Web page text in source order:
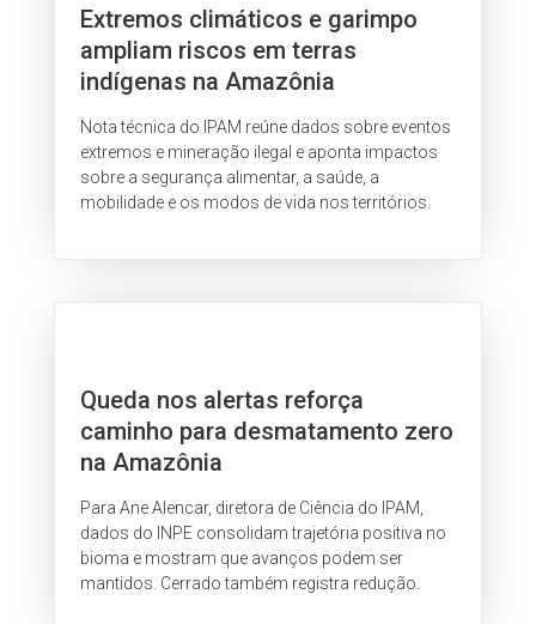
Extremos climáticos e garimpo
ampliam riscos em terras
indígenas na Amazônia
Nota técnica do IPAM reúne dados sobre eventos
extremos e mineração ilegal e aponta impactos
sobre a segurança alimentar, a saúde, a
mobilidade e os modos de vida nos territórios.
Queda nos alertas reforça
caminho para desmatamento zero
na Amazônia
Para Ane Alencar, diretora de Ciência do IPAM,
dados do INPE consolidam trajetória positiva no
bioma e mostram que avanços podem ser
mantidos. Cerrado também registra redução.